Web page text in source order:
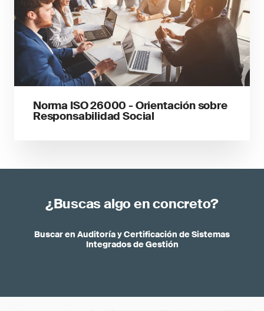
Norma ISO 26000 - Orientación sobre
Responsabilidad Social
¿Buscas algo en concreto?
Buscar en Auditoría y Certificación de Sistemas
Integrados de Gestión